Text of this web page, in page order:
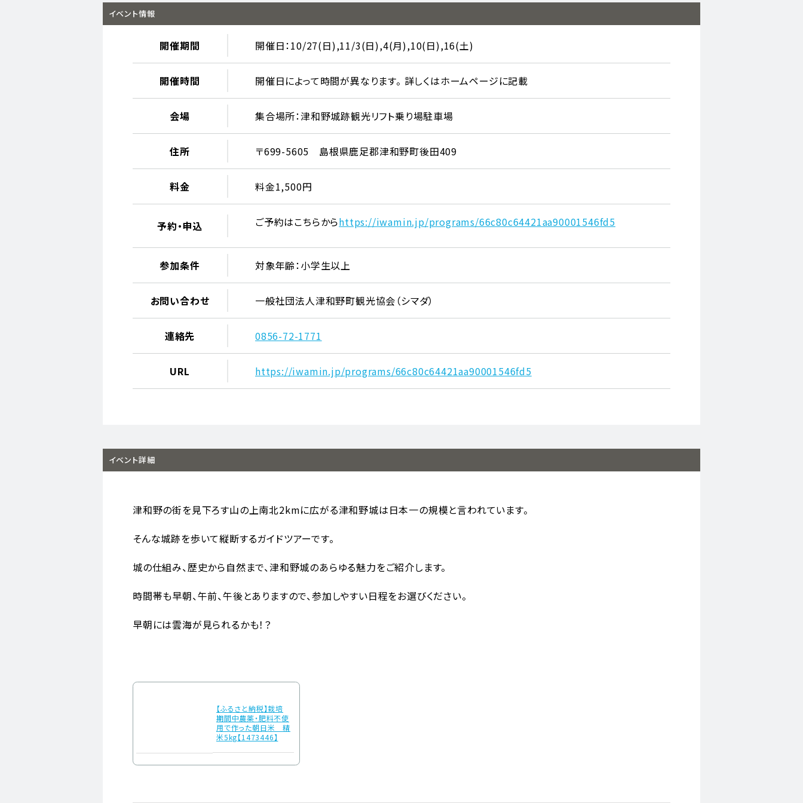
イベント情報
開催期間 開催日：10/27(日),11/3(日),4(月),10(日),16(土)
開催時間 開催日によって時間が異なります。 詳しくはホームページに記載
会場 集合場所：津和野城跡観光リフト乗り場駐車場
住所 〒699-5605 島根県鹿足郡津和野町後田409
料金 料金1,500円
予約・申込 ご予約はこちらからhttps://iwamin.jp/programs/66c80c64421aa90001546fd5
参加条件 対象年齢：小学生以上
お問い合わせ 一般社団法人津和野町観光協会（シマダ）
連絡先 0856-72-1771
URL https://iwamin.jp/programs/66c80c64421aa90001546fd5
イベント詳細
津和野の街を見下ろす山の上南北2kmに広がる津和野城は日本一の規模と言われています。
そんな城跡を歩いて縦断するガイドツアーです。
城の仕組み、歴史から自然まで、津和野城のあらゆる魅力をご紹介します。
時間帯も早朝、午前、午後とありますので、参加しやすい日程をお選びください。
早朝には雲海が見られるかも！？
【ふるさと納税】栽培
期間中農薬・肥料不使
用で作った朝日米 精
米5kg【1473446】